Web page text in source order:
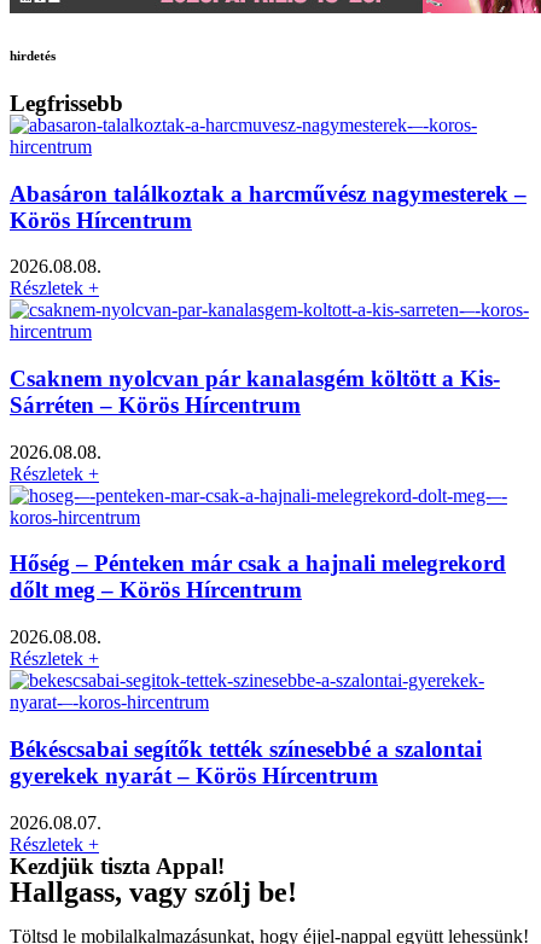
hirdetés
Legfrissebb
Abasáron találkoztak a harcművész nagymesterek –
Körös Hírcentrum
2026.08.08.
Részletek +
Csaknem nyolcvan pár kanalasgém költött a Kis-
Sárréten – Körös Hírcentrum
2026.08.08.
Részletek +
Hőség – Pénteken már csak a hajnali melegrekord
dőlt meg – Körös Hírcentrum
2026.08.08.
Részletek +
Békéscsabai segítők tették színesebbé a szalontai
gyerekek nyarát – Körös Hírcentrum
2026.08.07.
Részletek +
Kezdjük tiszta Appal!
Hallgass, vagy szólj be!
Töltsd le mobilalkalmazásunkat, hogy éjjel-nappal együtt lehessünk!